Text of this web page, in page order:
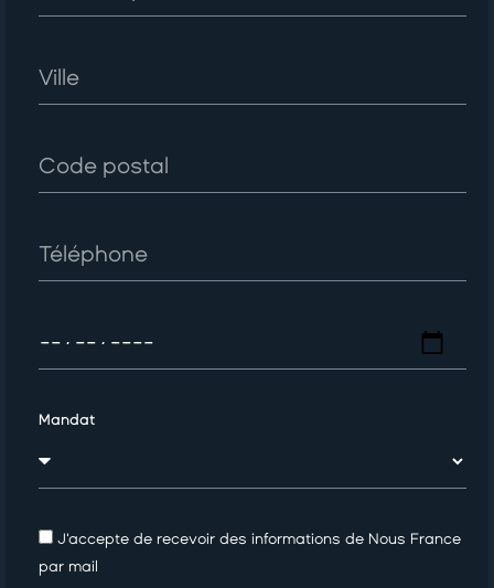
Mandat
J'accepte de recevoir des informations de Nous France
par mail